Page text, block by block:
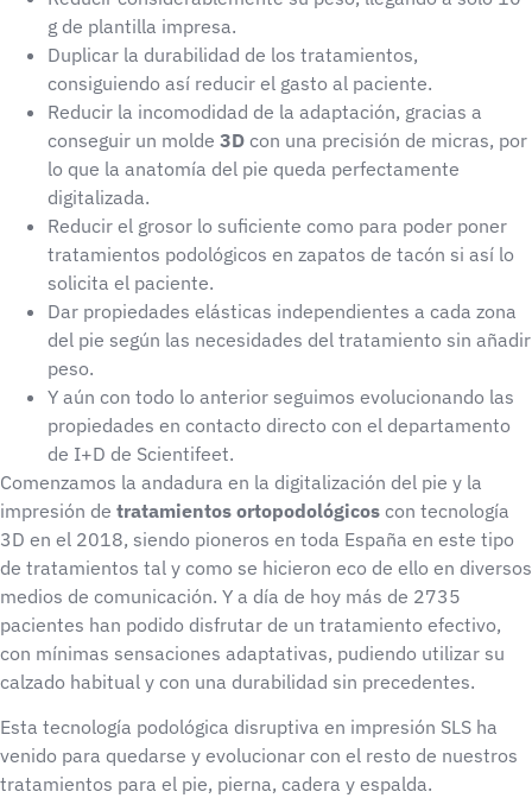
g de plantilla impresa.
Duplicar la durabilidad de los tratamientos,
consiguiendo así reducir el gasto al paciente.
Reducir la incomodidad de la adaptación, gracias a
conseguir un molde 3D con una precisión de micras, por
lo que la anatomía del pie queda perfectamente
digitalizada.
Reducir el grosor lo suficiente como para poder poner
tratamientos podológicos en zapatos de tacón si así lo
solicita el paciente.
Dar propiedades elásticas independientes a cada zona
del pie según las necesidades del tratamiento sin añadir
peso.
Y aún con todo lo anterior seguimos evolucionando las
propiedades en contacto directo con el departamento
de I+D de Scientifeet.
Comenzamos la andadura en la digitalización del pie y la
impresión de tratamientos ortopodológicos con tecnología
3D en el 2018, siendo pioneros en toda España en este tipo
de tratamientos tal y como se hicieron eco de ello en diversos
medios de comunicación. Y a día de hoy más de 2735
pacientes han podido disfrutar de un tratamiento efectivo,
con mínimas sensaciones adaptativas, pudiendo utilizar su
calzado habitual y con una durabilidad sin precedentes.
Esta tecnología podológica disruptiva en impresión SLS ha
venido para quedarse y evolucionar con el resto de nuestros
tratamientos para el pie, pierna, cadera y espalda.